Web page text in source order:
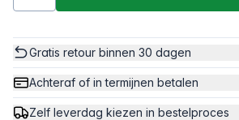
Gratis retour binnen 30 dagen
Achteraf of in termijnen betalen
Zelf leverdag kiezen in bestelproces